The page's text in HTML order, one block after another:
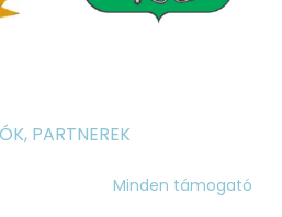
PARTNEREK
Minden támogató